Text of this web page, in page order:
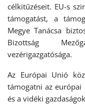
célkitűzéseit. EU-s
támogatást, a
Megye Tanácsa
Bizottság
vezérigazgatósága.
Az Európai Unió
támogatni az európai
és a vidéki